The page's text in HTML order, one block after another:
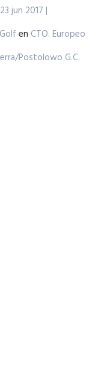
jun 2017 |
en CTO. Europeo
Postolowo G.C.